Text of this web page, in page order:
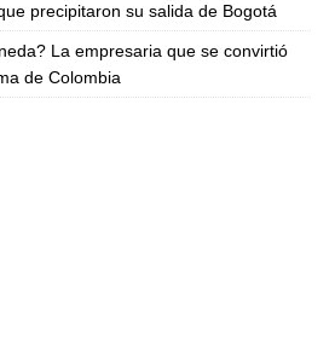
precipitaron su salida de Bogotá
La empresaria que se convirtió
de Colombia